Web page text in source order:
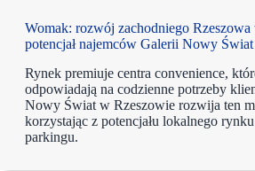
Womak: rozwój zachodniego Rzeszowa
potencjał najemców Galerii Nowy Świat
Rynek premiuje centra convenience,
odpowiadają na codzienne potrzeby
Nowy Świat w Rzeszowie rozwija ten
korzystając z potencjału lokalnego
parkingu.